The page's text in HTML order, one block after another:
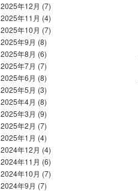
2025年12月 (7)
2025年11月 (4)
2025年10月 (7)
2025年9月 (8)
2025年8月 (6)
2025年7月 (7)
2025年6月 (8)
2025年5月 (3)
2025年4月 (8)
2025年3月 (9)
2025年2月 (7)
2025年1月 (4)
2024年12月 (4)
2024年11月 (6)
2024年10月 (7)
2024年9月 (7)